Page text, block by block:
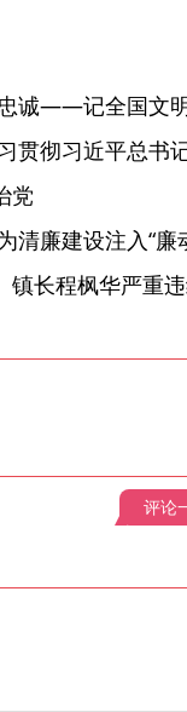
党
清廉建设注入“廉
评论